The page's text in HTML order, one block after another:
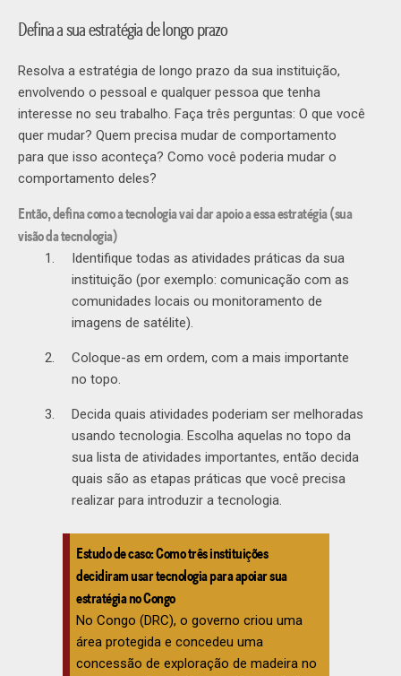
Defina a sua estratégia de longo prazo
Resolva a estratégia de longo prazo da sua instituição,
envolvendo o pessoal e qualquer pessoa que tenha
interesse no seu trabalho. Faça três perguntas: O que você
quer mudar? Quem precisa mudar de comportamento
para que isso aconteça? Como você poderia mudar o
comportamento deles?
Então, defina como a tecnologia vai dar apoio a essa estratégia (sua
visão da tecnologia)
Identifique todas as atividades práticas da sua
instituição (por exemplo: comunicação com as
comunidades locais ou monitoramento de
imagens de satélite).
Coloque-as em ordem, com a mais importante
no topo.
Decida quais atividades poderiam ser melhoradas
usando tecnologia. Escolha aquelas no topo da
sua lista de atividades importantes, então decida
quais são as etapas práticas que você precisa
realizar para introduzir a tecnologia.
Estudo de caso: Como três instituições
decidiram usar tecnologia para apoiar sua
estratégia no Congo
No Congo (DRC), o governo criou uma
área protegida e concedeu uma
concessão de exploração de madeira no